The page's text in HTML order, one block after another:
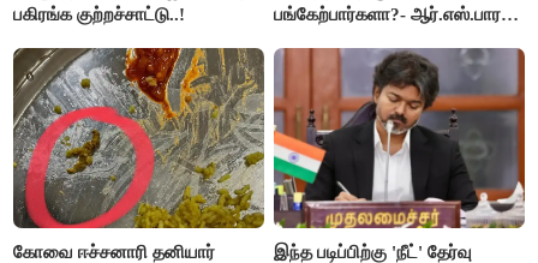
பகிரங்க குற்றச்சாட்டு..!
பங்கேற்பார்களா?- ஆர்.எஸ்.பாரதி
கோவை ஈச்சனாரி தனியார்
இந்த படிப்பிற்கு 'நீட்' தேர்வு